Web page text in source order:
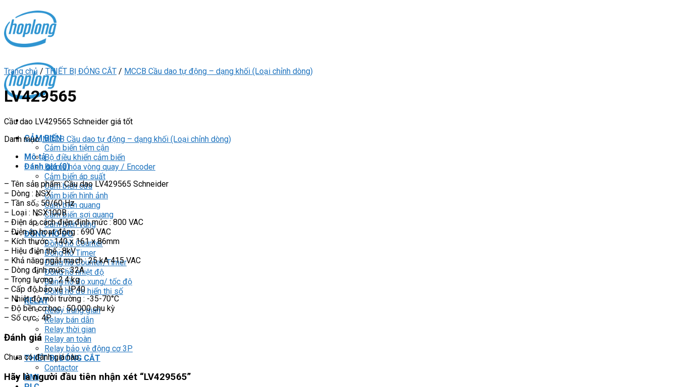
content
CẢM BIẾN
Cảm biến tiệm cận
Bộ điều khiển cảm biến
Bộ mã hóa vòng quay / Encoder
Cảm biến áp suất
Cảm biến cửa
Cảm biến hình ảnh
Cảm biến quang
Cảm biến sợi quang
Cảm biến vùng
ĐỒNG HỒ ĐO
Đồng hồ Counter
Đồng hồ Timer
Đồng hồ Counter/Timer
Đồng hồ nhiệt độ
Đồng hồ đo xung/ tốc độ
Đồng hồ đo hiển thị số
RELAY
Relay trung gian
Relay bán dẫn
Relay thời gian
Relay an toàn
Relay bảo vệ động cơ 3P
THIẾT BỊ ĐÓNG CẮT
Contactor
HMI
Trang chủ / THIẾT BỊ ĐÓNG CẮT / MCCB Cầu dao tự động – dạng khối (Loại chỉnh dòng)
LV429565
Cầu dao LV429565 Schneider giá tốt
Danh mục:MCCB Cầu dao tự động – dạng khối (Loại chỉnh dòng)
Mô tả
Đánh giá (0)
– Tên sản phẩm: Cầu dao LV429565 Schneider
– Dòng : NSX
– Tần số : 50/60 Hz
– Loại : NSX100B
– Điện áp cách điện định mức : 800 VAC
– Điện áp hoạt động : 690 VAC
– Kích thước : 140 x 161 x 86mm
– Hiệu điện thế : 8kV
– Khả năng ngắt mạch : 25 kA 415 VAC
– Dòng định mức : 32A
– Trọng lượng : 2.4 kg
– Cấp độ bảo vệ : IP40
– Nhiệt độ môi trường : -35-70°C
– Độ bền cơ học : 50.000 chu kỳ
– Số cực : 4P
Đánh giá
Chưa có đánh giá nào.
Hãy là người đầu tiên nhận xét “LV429565”